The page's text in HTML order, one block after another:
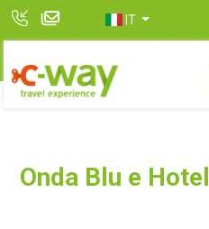
IT
Onda Blu e Hotel